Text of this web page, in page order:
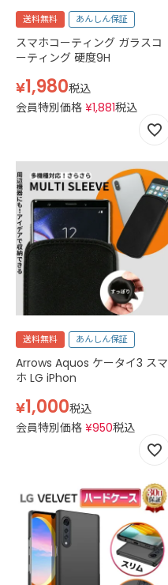
送料無料 あんしん保証
スマホコーティング ガラスコ
ーティング 硬度9H
¥1,980税込
会員特別価格 ¥1,881税込
送料無料 あんしん保証
Arrows Aquos ケータイ3 スマ
ホ LG iPhon
¥1,000税込
会員特別価格 ¥950税込